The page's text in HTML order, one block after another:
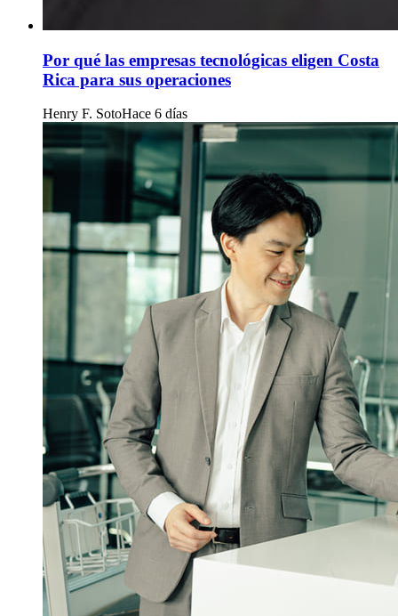
Por qué las empresas tecnológicas eligen Costa
Rica para sus operaciones
Henry F. SotoHace 6 días